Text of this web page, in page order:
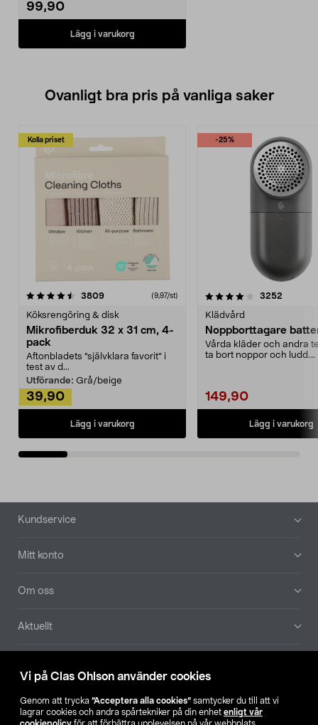
Vi på Clas Ohlson använder cookies
Genom att trycka ”Acceptera alla cookies” samtycker du till att vi
lagrar cookies och andra spårtekniker på din enhet enligt vår
99,90
Lägg i varukorg
Ovanligt bra pris på vanliga saker
Kolla priset
3809recensioner (9,97/st)
Köksrengöring & disk
Mikrofiberduk 32 x 31 cm, 4-
pack
Aftonbladets "självklara favorit” i
test av d...
Utförande: Grå/beige
39,90
Lägg i varukorg
-25%
4.0av 5 stjärnor 3252
Klädvård
Noppborttagare
Vårda kläder och andra
ta bort noppor och ludd.
149,90
Lägg i varukorg
4.5av 5 stjärnor
Sidfot
Kundservice
Mitt konto
Om oss
Aktuellt
Hitta butik